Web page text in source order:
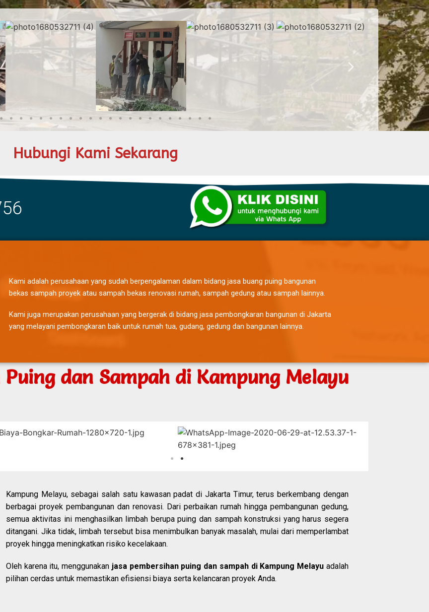
Hubungi Kami Sekarang
Kami adalah perusahaan yang sudah berpengalaman dalam bidang jasa buang puing bangunan
bekas sampah proyek atau sampah bekas renovasi rumah, sampah gedung atau sampah lainnya.
Kami juga merupakan perusahaan yang bergerak di bidang jasa pembongkaran bangunan di Jakarta
yang melayani pembongkaran baik untuk rumah tua, gudang, gedung dan bangunan lainnya.
dan Sampah di Kampung Melayu
Kampung Melayu, sebagai salah satu kawasan padat di Jakarta Timur, terus berkembang dengan
berbagai proyek pembangunan dan renovasi. Dari perbaikan rumah hingga pembangunan gedung,
semua aktivitas ini menghasilkan limbah berupa puing dan sampah konstruksi yang harus segera
ditangani. Jika tidak, limbah tersebut bisa menimbulkan banyak masalah, mulai dari memperlambat
proyek hingga meningkatkan risiko kecelakaan.
Oleh karena itu, menggunakan jasa pembersihan puing dan sampah di Kampung Melayu adalah
pilihan cerdas untuk memastikan efisiensi biaya serta kelancaran proyek Anda.